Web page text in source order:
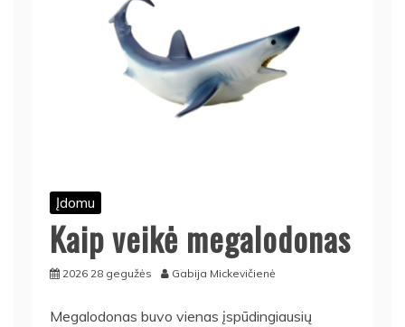
Įdomu
Kaip veikė megalodonas
2026 28 gegužės Gabija Mickevičienė
Megalodonas buvo vienas įspūdingiausių